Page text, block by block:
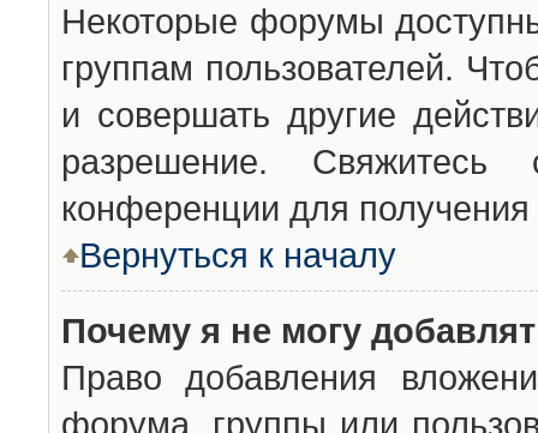
Некоторые форумы
группам пользователей.
и совершать другие
разрешение. Свяжитесь
конференции для получения
Вернуться к началу
Почему я не могу
Право добавления
форума, группы или